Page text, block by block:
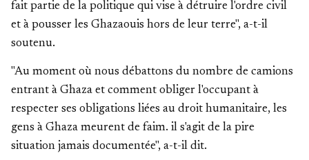
fait partie de la politique qui vise à détruire l'ordre civil
et à pousser les Ghazaouis hors de leur terre", a-t-il
soutenu.
"Au moment où nous débattons du nombre de camions
entrant à Ghaza et comment obliger l'occupant à
respecter ses obligations liées au droit humanitaire, les
gens à Ghaza meurent de faim. il s'agit de la pire
situation jamais documentée", a-t-il dit.